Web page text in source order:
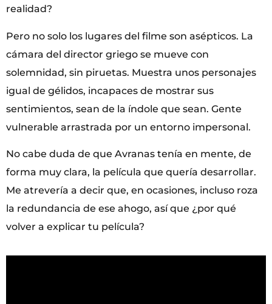
realidad?
Pero no solo los lugares del filme son asépticos. La
cámara del director griego se mueve con
solemnidad, sin piruetas. Muestra unos personajes
igual de gélidos, incapaces de mostrar sus
sentimientos, sean de la índole que sean. Gente
vulnerable arrastrada por un entorno impersonal.
No cabe duda de que Avranas tenía en mente, de
forma muy clara, la película que quería desarrollar.
Me atrevería a decir que, en ocasiones, incluso roza
la redundancia de ese ahogo, así que ¿por qué
volver a explicar tu película?